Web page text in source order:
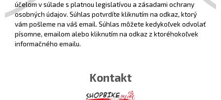
účelom v súlade s platnou legislatívou a zásadami ochrany
osobných údajov. Súhlas potvrdíte kliknutím na odkaz, ktorý
vám pošleme na váš email. Súhlas môžete kedykoľvek odvolať
písomne, emailom alebo kliknutím na odkaz z ktoréhokoľvek
informačného emailu.
Kontakt